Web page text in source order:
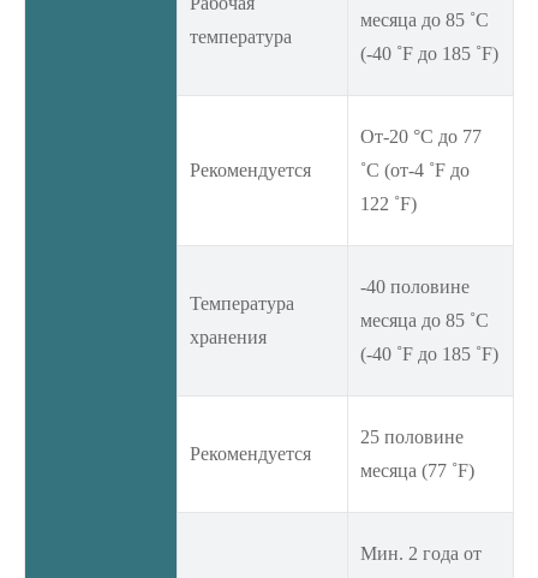
температура
месяца до 85 ˚C
(-40 ˚F до 185 ˚F)
Рекомендуется
От-20 °C до 77
˚C (от-4 ˚F до
122 ˚F)
Температура
хранения
-40 половине
месяца до 85 ˚C
(-40 ˚F до 185 ˚F)
Рекомендуется
25 половине
месяца (77 ˚F)
Мин. 2 года от